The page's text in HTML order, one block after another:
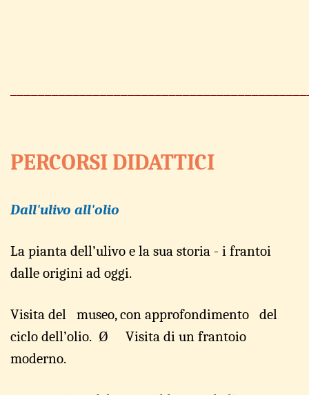
PERCORSI DIDATTICI
Dall'ulivo all'olio
La pianta dell’ulivo e la sua storia - i frantoi
dalle origini ad oggi.
Visita del museo, con approfondimento del
ciclo dell’olio. Ø Visita di un frantoio
moderno.